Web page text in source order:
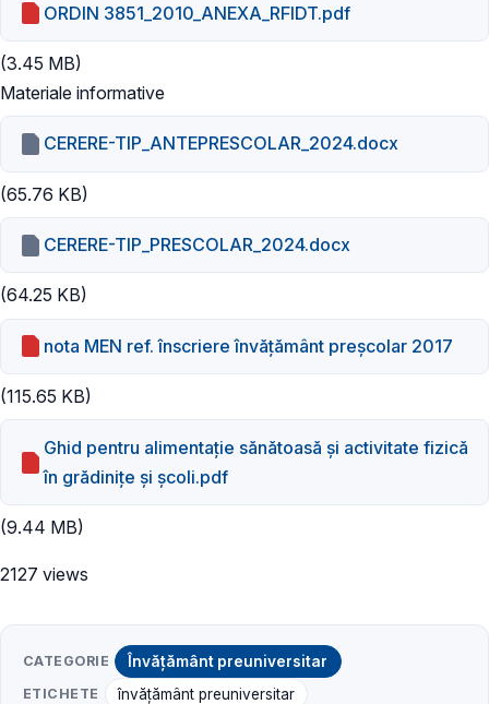
ORDIN 3851_2010_ANEXA_RFIDT.pdf
(3.45 MB)
Materiale informative
CERERE-TIP_ANTEPRESCOLAR_2024.docx
(65.76 KB)
CERERE-TIP_PRESCOLAR_2024.docx
(64.25 KB)
nota MEN ref. înscriere învățământ preșcolar 2017
(115.65 KB)
Ghid pentru alimentație sănătoasă și activitate fizică
în grădinițe și școli.pdf
(9.44 MB)
2127 views
CATEGORIE Învățământ preuniversitar
ETICHETE
învățământ preuniversitar